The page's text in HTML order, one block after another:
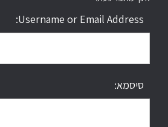
Username or Email Address:
סיסמא: